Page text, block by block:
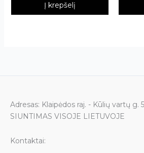
Į krepšelį
Adresas: Klaipėdos raj. - Kūlių vartų g.
SIUNTIMAS VISOJE LIETUVOJE
Kontaktai: